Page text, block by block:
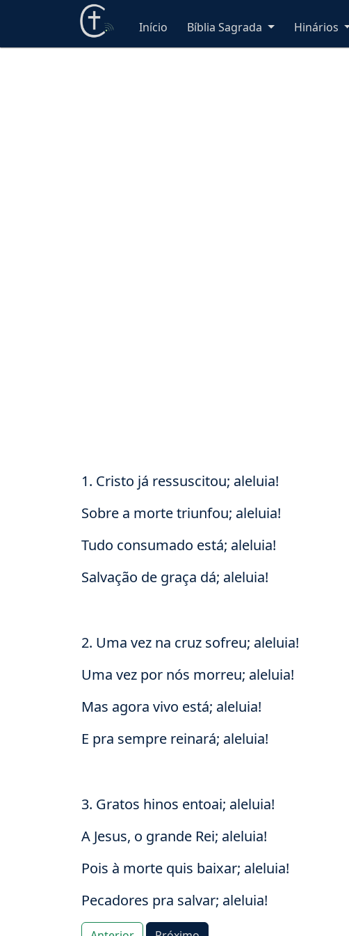
Início Bíblia Sagrada Hinários
1. Cristo já ressuscitou; aleluia!
Sobre a morte triunfou; aleluia!
Tudo consumado está; aleluia!
Salvação de graça dá; aleluia!
2. Uma vez na cruz sofreu; aleluia!
Uma vez por nós morreu; aleluia!
Mas agora vivo está; aleluia!
E pra sempre reinará; aleluia!
3. Gratos hinos entoai; aleluia!
A Jesus, o grande Rei; aleluia!
Pois à morte quis baixar; aleluia!
Pecadores pra salvar; aleluia!